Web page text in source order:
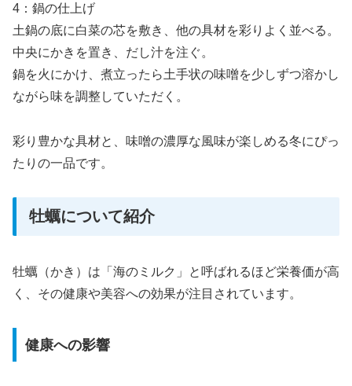
4：鍋の仕上げ
土鍋の底に白菜の芯を敷き、他の具材を彩りよく並べる。
中央にかきを置き、だし汁を注ぐ。
鍋を火にかけ、煮立ったら土手状の味噌を少しずつ溶かし
ながら味を調整していただく。
彩り豊かな具材と、味噌の濃厚な風味が楽しめる冬にぴっ
たりの一品です。
牡蠣について紹介
牡蠣（かき）は「海のミルク」と呼ばれるほど栄養価が高
く、その健康や美容への効果が注目されています。
健康への影響